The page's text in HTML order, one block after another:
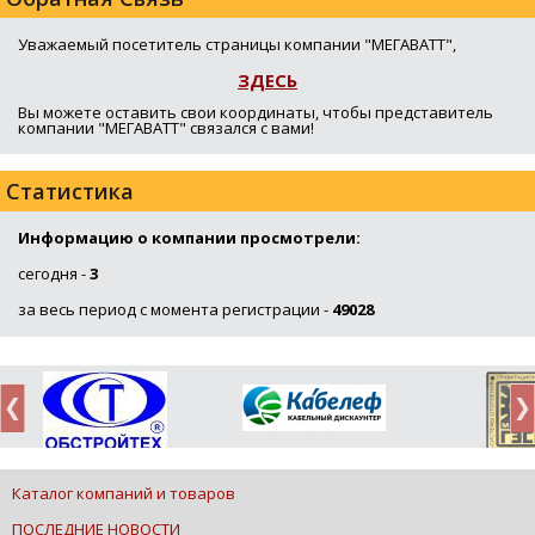
Уважаемый посетитель страницы компании "МЕГАВАТТ",
ЗДЕСЬ
Вы можете оставить свои координаты, чтобы представитель
компании "МЕГАВАТТ" связался с вами!
Статистика
Информацию о компании просмотрели:
сегодня -3
за весь период с момента регистрации - 49028
Каталог компаний и товаров
ПОСЛЕДНИЕ НОВОСТИ